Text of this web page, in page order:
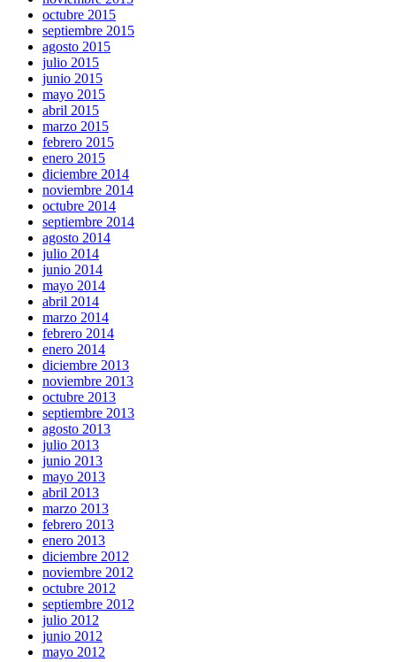
octubre 2015
septiembre 2015
agosto 2015
julio 2015
junio 2015
mayo 2015
abril 2015
marzo 2015
febrero 2015
enero 2015
diciembre 2014
noviembre 2014
octubre 2014
septiembre 2014
agosto 2014
julio 2014
junio 2014
mayo 2014
abril 2014
marzo 2014
febrero 2014
enero 2014
diciembre 2013
noviembre 2013
octubre 2013
septiembre 2013
agosto 2013
julio 2013
junio 2013
mayo 2013
abril 2013
marzo 2013
febrero 2013
enero 2013
diciembre 2012
noviembre 2012
octubre 2012
septiembre 2012
julio 2012
junio 2012
mayo 2012